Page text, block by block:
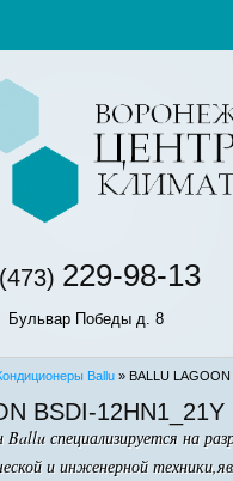
229-98-13
Бульвар Победы д. 8
Ballu » BALLU
BSDI-12HN1_21Y
специализируется на
и инженерной